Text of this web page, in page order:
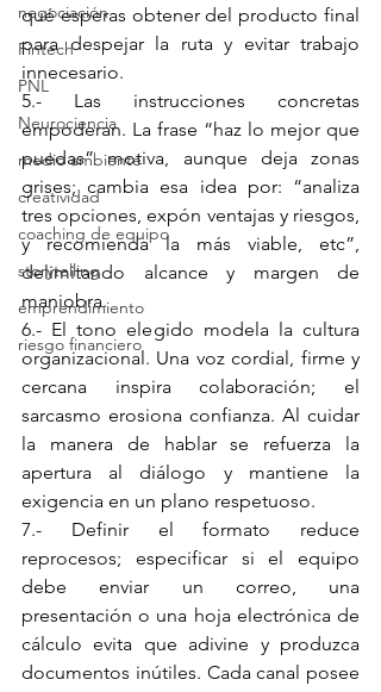
negociación
Fintech
PNL
Neurociencia
medio ambiente
creatividad
coaching de equipo
storytelling
emprendimiento
riesgo financiero
qué esperas obtener del producto final
para despejar la ruta y evitar trabajo
innecesario.
5.- Las instrucciones concretas
empoderan. La frase “haz lo mejor que
puedas” motiva, aunque deja zonas
grises; cambia esa idea por: “analiza
tres opciones, expón ventajas y riesgos,
y recomienda la más viable, etc”,
delimitando alcance y margen de
maniobra.
6.- El tono elegido modela la cultura
organizacional. Una voz cordial, firme y
cercana inspira colaboración; el
sarcasmo erosiona confianza. Al cuidar
la manera de hablar se refuerza la
apertura al diálogo y mantiene la
exigencia en un plano respetuoso.
7.- Definir el formato reduce
reprocesos; especificar si el equipo
debe enviar un correo, una
presentación o una hoja electrónica de
cálculo evita que adivine y produzca
documentos inútiles. Cada canal posee